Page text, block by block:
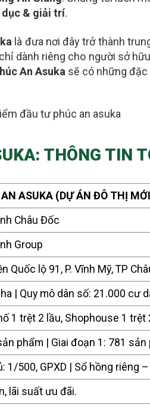
dục & giải trí.
là đưa nơi đâytrở thành
dành riêng cho người sở
An Asuka sẽ có những đặc
THÔNG TIN
ASUKA (DỰ ÁN ĐÔ THỊ
Châu Đốc
Group
Quốc lộ 91, P. Vĩnh Mỹ, TP
| Quy mô dân số: 21.000 cư
1 trệt 2 lầu, Shophouse 1
phẩm | Giai đoạn 1: 781 sản
1/500, GPXD | Sổ hồng riêng
lãi suất ưu đãi.